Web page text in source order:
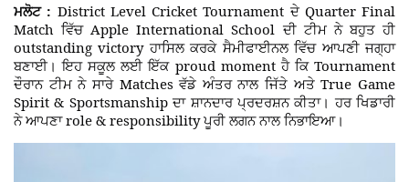
Lambi
Sri Muktsar Sahib News
ਮਲੋਟ : District Level Cricket Tournament ਦੇ Quarter Final
Matchਵਿੱਚ Apple International School ਦੀ ਟੀਮ ਨੇ ਬਹੁਤ ਹੀ
outstanding victoryਹਾਸਿਲ ਕਰਕੇ ਸੈਮੀਫਾਈਨਲ ਵਿੱਚ ਆਪਣੀ ਜਗ੍ਹਾ
ਬਣਾਈ। ਇਹ ਸਕੂਲ ਲਈ ਇੱਕ proud momentਹੈ ਕਿTournament
ਦੌਰਾਨ ਟੀਮ ਨੇ ਸਾਰੇ Matchesਵੱਡੇ ਅੰਤਰ ਨਾਲ ਜਿੱਤੇ ਅਤੇTrue Game
Spirit & Sportsmanshipਦਾ ਸ਼ਾਨਦਾਰ ਪ੍ਰਦਰਸ਼ਨ ਕੀਤਾ। ਹਰ ਖਿਡਾਰੀ
ਨੇ ਆਪਣਾrole & responsibilityਪੂਰੀ ਲਗਨ ਨਾਲ ਨਿਭਾਇਆ।